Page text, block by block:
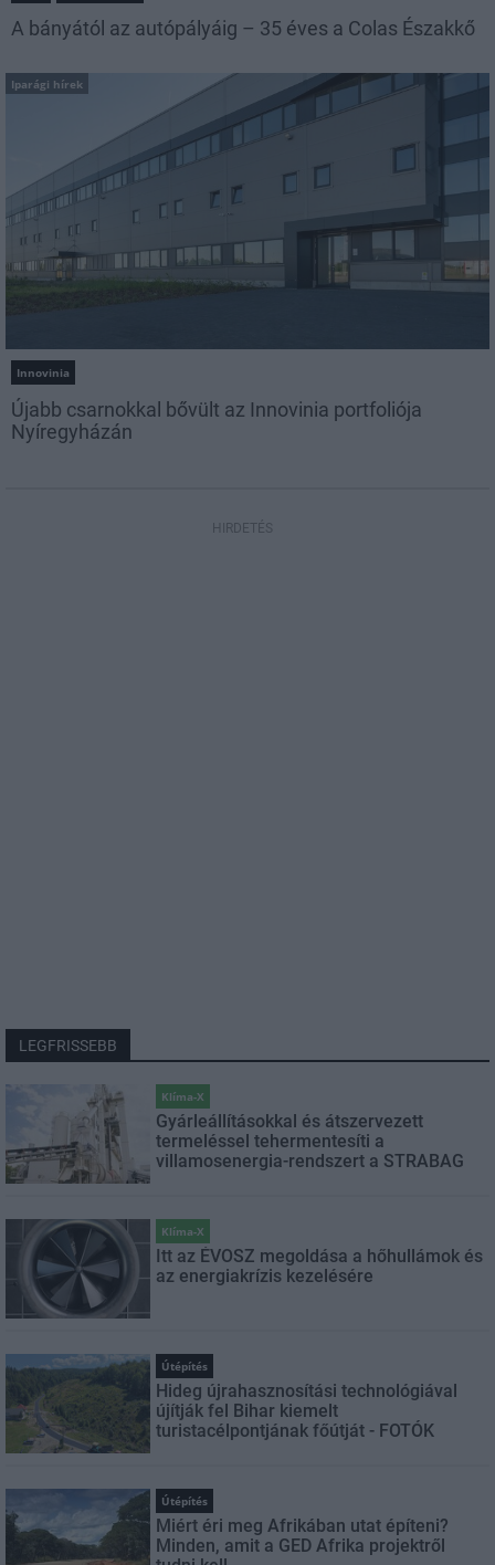
A bányától az autópályáig – 35 éves a Colas Északkő
Iparági hírek
Innovinia
Újabb csarnokkal bővült az Innovinia portfoliója
Nyíregyházán
HIRDETÉS
LEGFRISSEBB
Klíma-X
Gyárleállításokkal és átszervezett
termeléssel tehermentesíti a
villamosenergia-rendszert a STRABAG
Klíma-X
Itt az ÉVOSZ megoldása a hőhullámok és
az energiakrízis kezelésére
Útépítés
Hideg újrahasznosítási technológiával
újítják fel Bihar kiemelt
turistacélpontjának főútját - FOTÓK
Útépítés
Miért éri meg Afrikában utat építeni?
Minden, amit a GED Afrika projektről